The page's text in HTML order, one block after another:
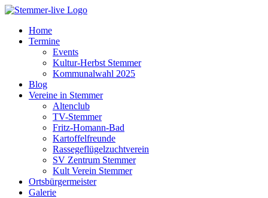
Home
Termine
Events
Kultur-Herbst Stemmer
Kommunalwahl 2025
Blog
Vereine in Stemmer
Altenclub
TV-Stemmer
Fritz-Homann-Bad
Kartoffelfreunde
Rassegeflügelzuchtverein
SV Zentrum Stemmer
Kult Verein Stemmer
Ortsbürgermeister
Galerie